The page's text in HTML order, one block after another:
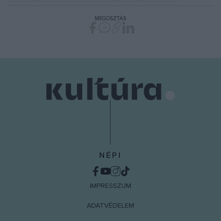
MEGOSZTÁS
NÉPI
IMPRESSZUM
ADATVÉDELEM